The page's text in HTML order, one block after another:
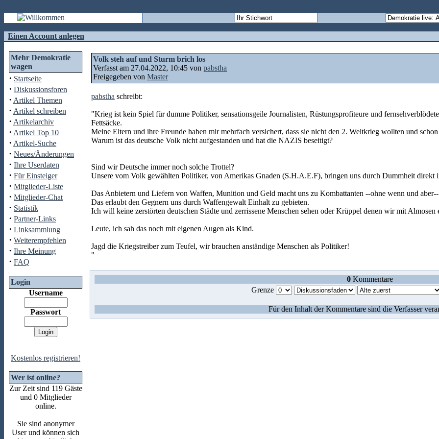
Einen Account anlegen
Mehr Demokratie
wagen
· Startseite
· Diskussionsforen
· Artikel Themen
· Artikel schreiben
· Artikelarchiv
· Artikel Top 10
· Artikel-Suche
· Neues/Änderungen
· Ihre Userdaten
· Für Einsteiger
· Mitglieder-Liste
· Mitglieder-Chat
· Statistik
· Partner-Links
· Linksammlung
· Weiterempfehlen
· Ihre Meinung
· FAQ
Login
Username
Passwort
Kostenlos registrieren!
Wer ist online?
Zur Zeit sind 119 Gäste
und 0 Mitglieder
online.
Sie sind anonymer
User und können sich
Volk steh auf und Sturm brich los
Verfasst am 27.04.2022, 10:45 von pabstha
Freigegeben von Master
pabstha schreibt:
"Krieg ist kein Spiel für dumme Politiker, sensationsgeile Journalisten, Rüstungsprofiteure und fernsehverblödete
Fettsäcke.
Meine Eltern und ihre Freunde haben mir mehrfach versichert, dass sie nicht den 2. Weltkrieg wollten und
Warum ist das deutsche Volk nicht aufgestanden und hat die NAZIS beseitigt?
Sind wir Deutsche immer noch solche Trottel?
Unsere vom Volk gewählten Politiker, von Amerikas Gnaden (S.H.A.E.F), bringen uns durch Dummheit direkt
Das Anbietern und Liefern von Waffen, Munition und Geld macht uns zu Kombattanten --ohne wenn und
Das erlaubt den Gegnern uns durch Waffengewalt Einhalt zu gebieten.
Ich will keine zerstörten deutschen Städte und zerrissene Menschen sehen oder Krüppel denen wir mit
Leute, ich sah das noch mit eigenen Augen als Kind.
Jagd die Kriegstreiber zum Teufel, wir brauchen anständige Menschen als Politiker!
"
0Kommentare
Grenze
Für den Inhalt der Kommentare sind die Verfasser